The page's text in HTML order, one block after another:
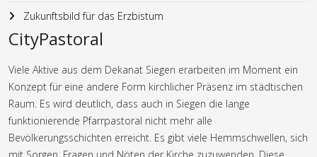
Zukunftsbild für das Erzbistum
CityPastoral
Viele Aktive aus dem Dekanat Siegen erarbeiten im Moment ein
Konzept für eine andere Form kirchlicher Präsenz im städtischen
Raum. Es wird deutlich, dass auch in Siegen die lange
funktionierende Pfarrpastoral nicht mehr alle
Bevölkerungsschichten erreicht. Es gibt viele Hemmschwellen, sich
mit Sorgen, Fragen und Nöten der Kirche zuzuwenden. Diese